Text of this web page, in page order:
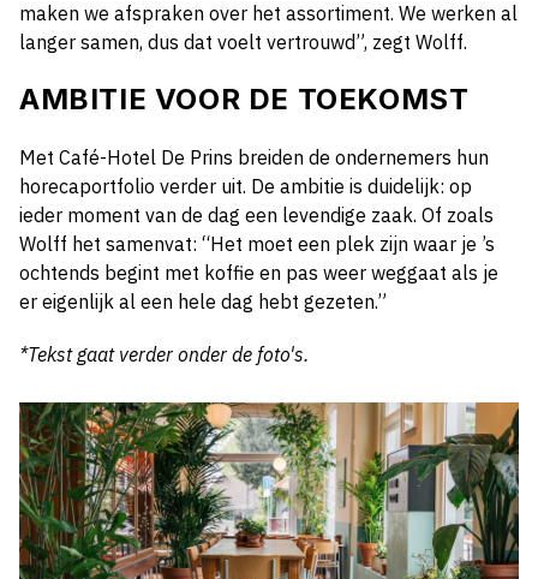
maken we afspraken over het assortiment. We werken al
langer samen, dus dat voelt vertrouwd”, zegt Wolff.
AMBITIE VOOR DE TOEKOMST
Met Café-Hotel De Prins breiden de ondernemers hun
horecaportfolio verder uit. De ambitie is duidelijk: op
ieder moment van de dag een levendige zaak. Of zoals
Wolff het samenvat: “Het moet een plek zijn waar je ’s
ochtends begint met koffie en pas weer weggaat als je
er eigenlijk al een hele dag hebt gezeten.”
*Tekst gaat verder onder de foto's.